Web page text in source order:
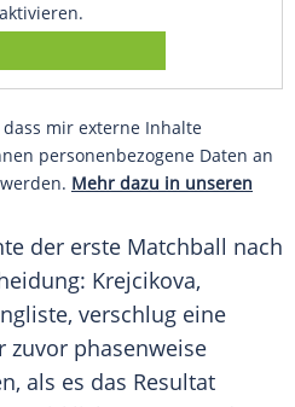
mir externe Inhalte
personenbezogene Daten an
Mehr dazu in unseren
der erste Matchball nach
Krejcikova,
, verschlug eine
zuvor phasenweise
als es das Resultat